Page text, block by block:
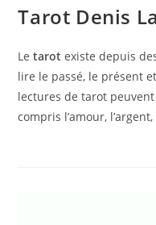
Tarot Denis
Letarot existe depuis
lire le passé, le présent
lectures de tarot
compris l’amour,